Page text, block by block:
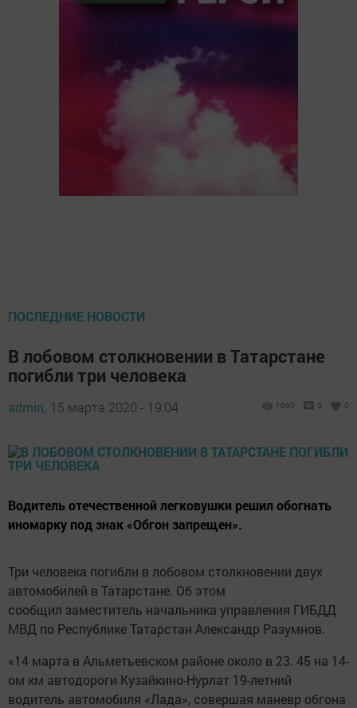
ПОСЛЕДНИЕ НОВОСТИ
В лобовом столкновении в Татарстане
погибли три человека
admin, 15 марта 2020 - 19:04 1690 0 0
Водитель отечественной легковушки решил обогнать
иномарку под знак «Обгон запрещен».
Три человека погибли в лобовом столкновении двух
автомобилей в Татарстане. Об этом
сообщил заместитель начальника управления ГИБДД
МВД по Республике Татарстан Александр Разумнов.
«14 марта в Альметьевском районе около в 23. 45 на 14-
ом км автодороги Кузайкино-Нурлат 19-летний
водитель автомобиля «Лада», совершая маневр обгона